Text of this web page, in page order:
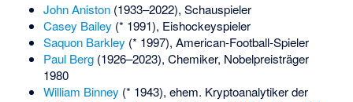
John Aniston(1933–2022), Schauspieler
Casey Bailey (* 1991), Eishockeyspieler
Saquon Barkley (* 1997), American-Football-Spieler
Paul Berg(1926–2023), Chemiker, Nobelpreisträger
1980
William Binney (* 1943), ehem. Kryptoanalytiker der